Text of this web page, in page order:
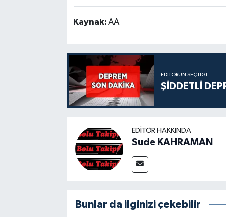
Kaynak: AA
EDITÖRÜN SEÇTIĞI
ŞİDDETLİ
EDITÖR HAKKINDA
Sude KAHRAMAN
Bunlar da ilginizi çekebilir